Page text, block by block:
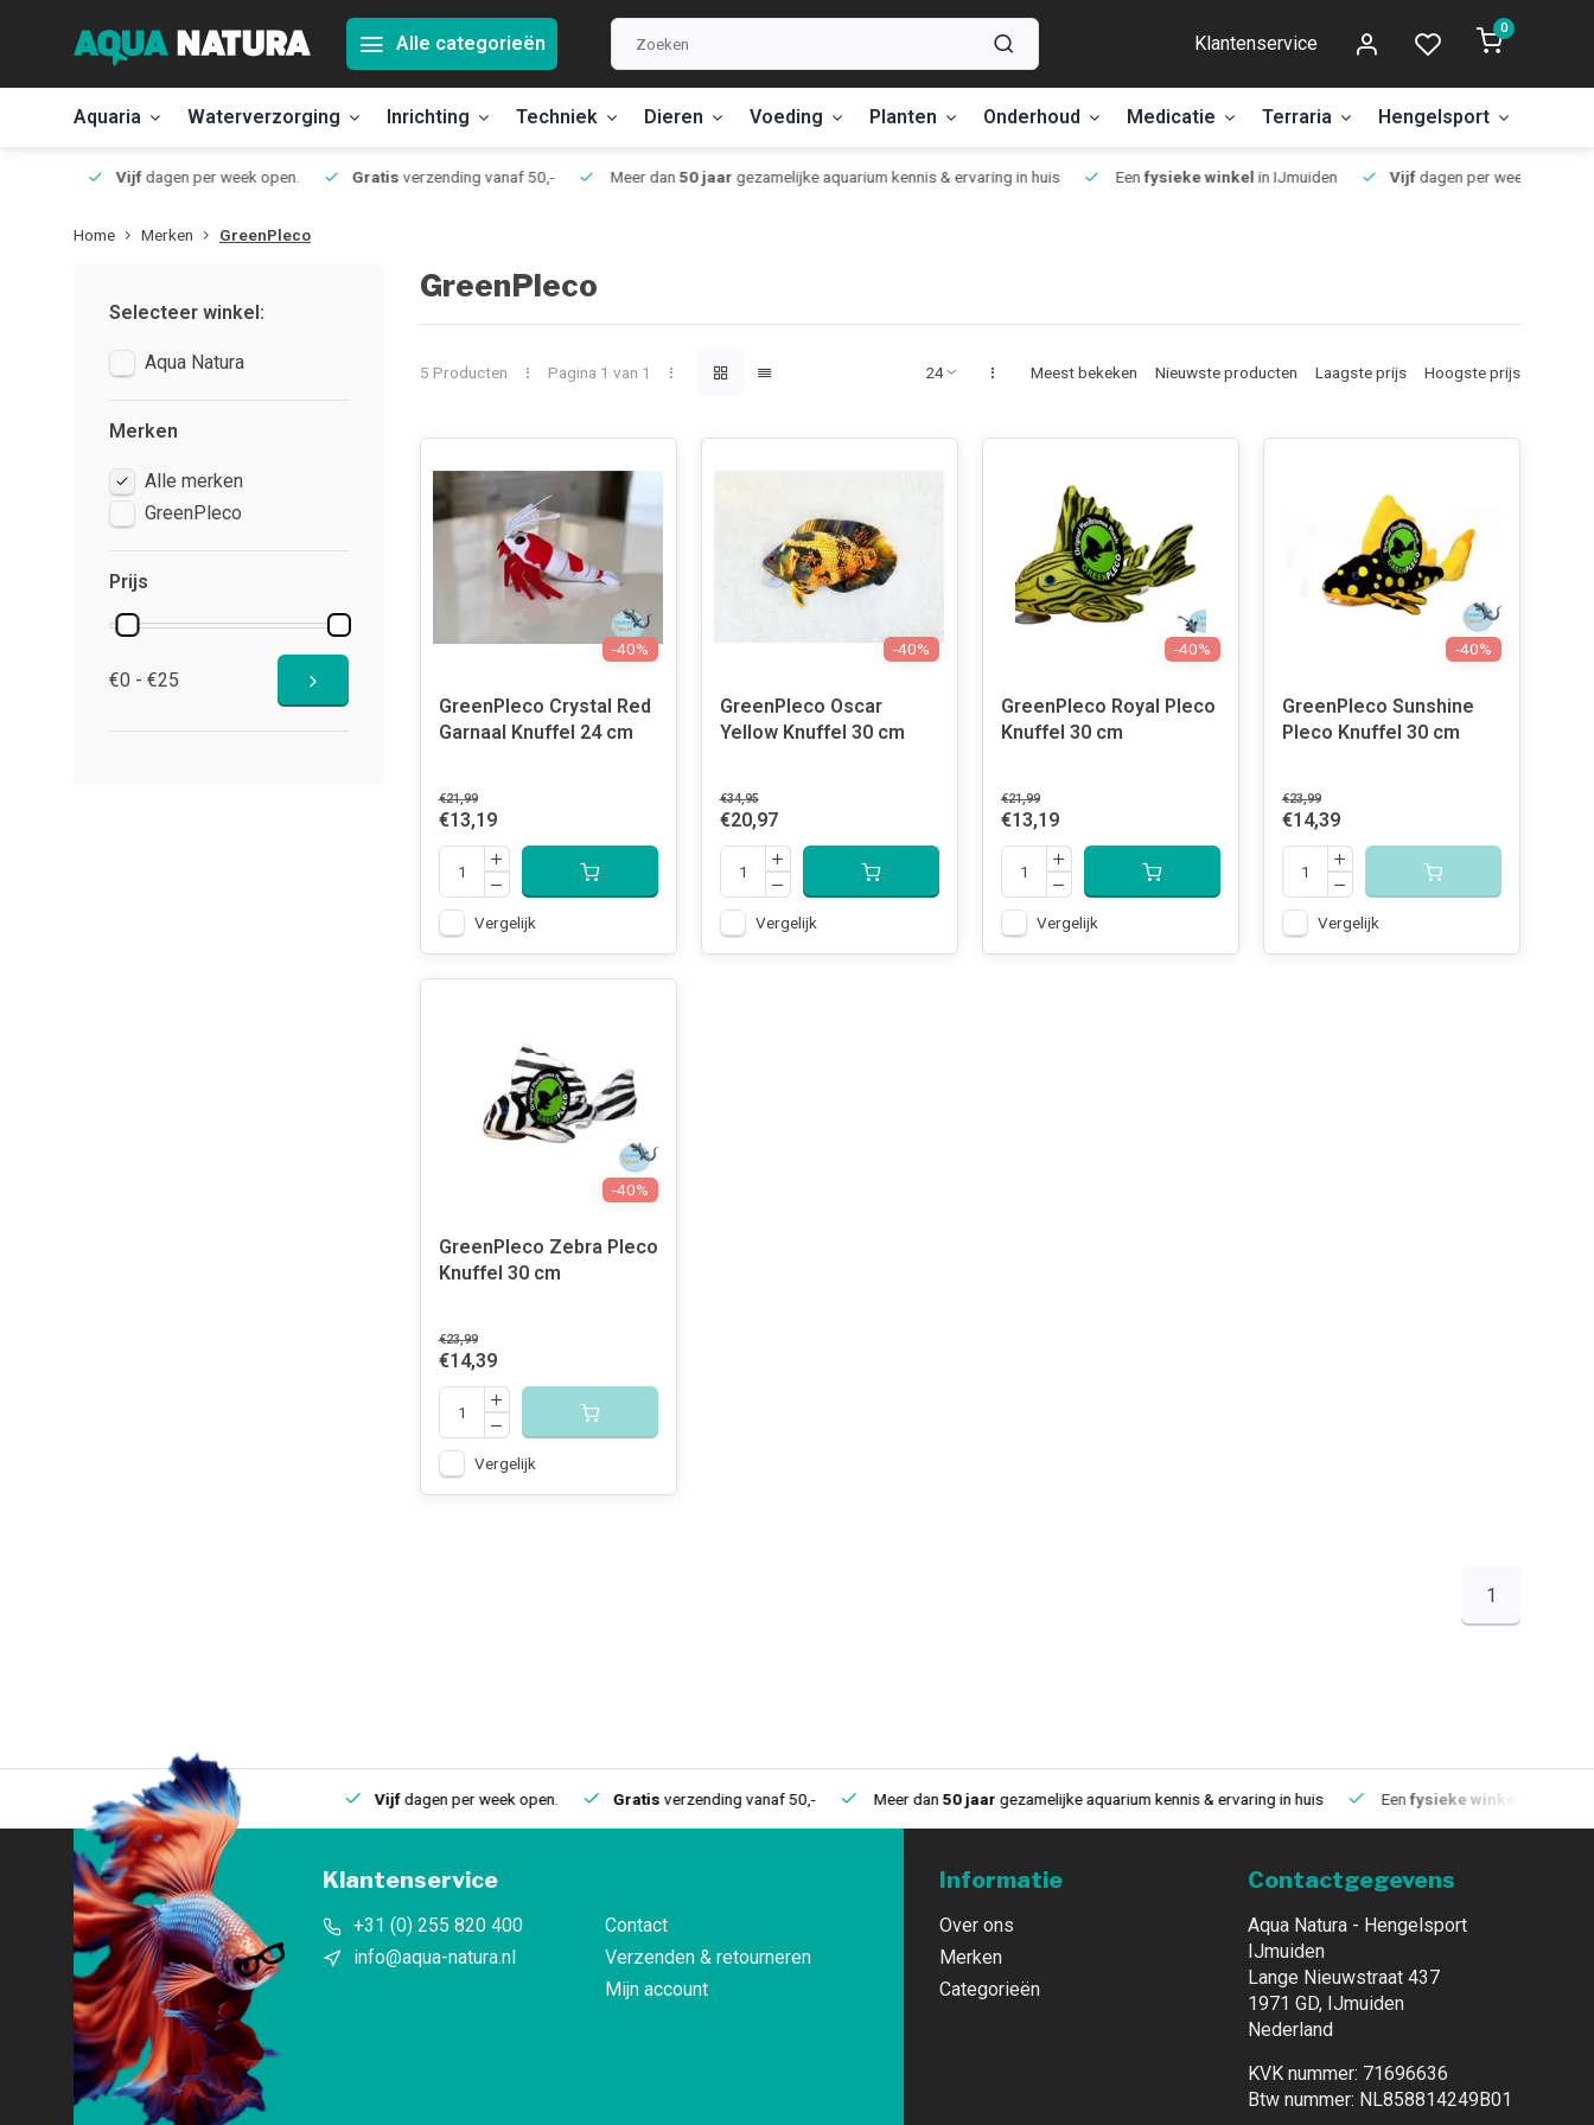
Alle categorieën Klantenservice
0
Aquaria Waterverzorging Inrichting Techniek Dieren Voeding Planten Onderhoud Medicatie Terraria Hengelsport
Vijfdagen per week open. Gratisverzending vanaf 50,- Meer dan50 jaargezamelijke aquarium kennis & ervaring in huis Eenfysieke winkelin IJmuiden Vijfdagen per week open.
Home Merken GreenPleco
Selecteer winkel:
Aqua Natura
Merken
Alle merken
GreenPleco
Prijs
€0 - €25
GreenPleco
5 Producten Pagina 1 van 1 Meest bekeken Nieuwste producten Laagste prijs Hoogste prijs
-40%
GreenPleco Crystal Red
Garnaal Knuffel 24 cm
€21,99
€13,19
Vergelijk
-40%
GreenPleco Oscar
Yellow Knuffel 30 cm
€34,95
€20,97
Vergelijk
-40%
GreenPleco Royal Pleco
Knuffel 30 cm
€21,99
€13,19
Vergelijk
-40%
GreenPleco Sunshine
Pleco Knuffel 30 cm
€23,99
€14,39
Vergelijk
-40%
GreenPleco Zebra Pleco
Knuffel 30 cm
€23,99
€14,39
Vergelijk
1
Eenfysieke winkelin IJmuiden Vijfdagen per week open. Gratisverzending vanaf 50,- Meer dan50 jaargezamelijke aquarium kennis & ervaring in huis Eenfysieke winkelin IJmuiden
Klantenservice
+31 (0) 255 820 400
info@aqua-natura.nl
Contact
Verzenden & retourneren
Mijn account
Informatie
Over ons
Merken
Categorieën
Contactgegevens
Aqua Natura - Hengelsport
IJmuiden
Lange Nieuwstraat 437
1971 GD, IJmuiden
Nederland
KVK nummer: 71696636
Btw nummer: NL858814249B01